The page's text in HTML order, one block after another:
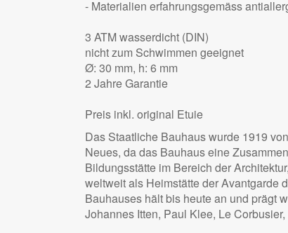
- Materialien erfahrungsgemäss
3 ATM wasserdicht (DIN)
nicht zum Schwimmen geeignet
Ø: 30 mm, h: 6 mm
2 Jahre Garantie
Preis inkl. original Etuie
Das Staatliche Bauhaus wurde 1919
Neues, da das Bauhaus eine
Bildungsstätte im Bereich der
weltweit als Heimstätte der Avantgarde
Bauhauses hält bis heute an und prägt
Johannes Itten, Paul Klee, Le